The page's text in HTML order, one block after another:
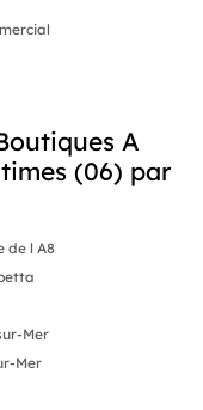
A
(06) par
de l A8
Mer
Mer